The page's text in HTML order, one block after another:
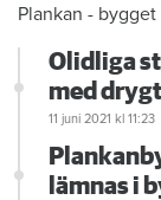
Plankan -
Olidliga
med
11 juni 2021 kl 11:23
lämnas i